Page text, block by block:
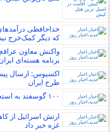
که دیگر کمک‌خرج
واکنش معاون
برنامه هسته‌ای
اکسیوس: ارسال
طرح ایران
۱۰۰ گوسفند به استخدام فولکس واگن درآمدند!
ارتش اسرائیل از
غزه خبر داد